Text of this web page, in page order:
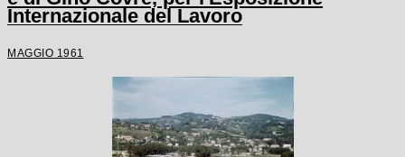
Internazionale del Lavoro
MAGGIO 1961